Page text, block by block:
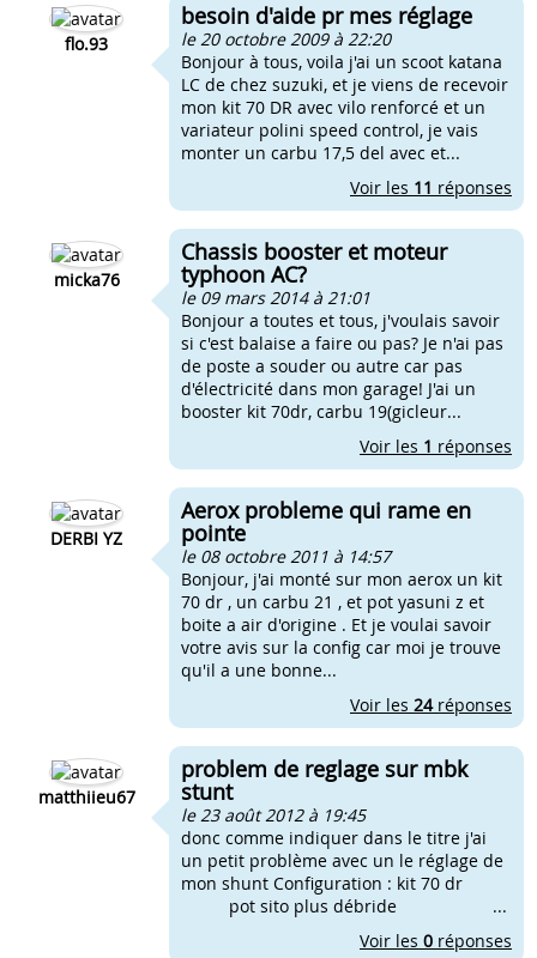
flo.93
besoin d'aide pr mes réglage
le 20 octobre 2009 à 22:20
Bonjour à tous, voila j'ai un scoot katana
LC de chez suzuki, et je viens de recevoir
mon kit 70 DR avec vilo renforcé et un
variateur polini speed control, je vais
monter un carbu 17,5 del avec et...
Voir les 11 réponses
micka76
Chassis booster et moteur
typhoon AC?
le 09 mars 2014 à 21:01
Bonjour a toutes et tous, j'voulais savoir
si c'est balaise a faire ou pas? Je n'ai pas
de poste a souder ou autre car pas
d'électricité dans mon garage! J'ai un
booster kit 70dr, carbu 19(gicleur...
Voir les 1 réponses
DERBI YZ
Aerox probleme qui rame en
pointe
le 08 octobre 2011 à 14:57
Bonjour, j'ai monté sur mon aerox un kit
70 dr , un carbu 21 , et pot yasuni z et
boite a air d'origine . Et je voulai savoir
votre avis sur la config car moi je trouve
qu'il a une bonne...
Voir les 24réponses
matthiieu67
problem de reglage sur mbk
stunt
le 23 août 2012 à 19:45
donc comme indiquer dans le titre j'ai
un petit problème avec un le réglage de
mon shunt Configuration : kit 70 dr
pot sito plus débride ...
Voir les 0 réponses